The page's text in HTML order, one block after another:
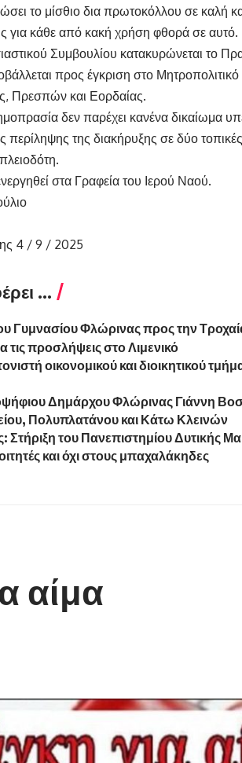
το μίσθιο δια πρωτοκόλλου σε καλή
για κάθε από κακή χρήση φθορά σε αυτό.
Συμβουλίου κατακυρώνεται το
προς έγκριση στο
Πρεσπών και Εορδαίας.
δεν παρέχει κανένα δικαίωμα
περίληψης της διακήρυξης σε δύο
στα Γραφεία του Ιερού Ναού.
4 / 9 / 2025
...
Γυμνασίου Φλώρινας προς την
τις προσλήψεις στο Λιμενικό
οικονομικού και διοικητικού
Δημάρχου Φλώρινας Γιάννη
Πολυπλατάνου και Κάτω Κλεινών
Στήριξη του Πανεπιστημίου Δυτικής
και όχι στους μπαχαλάκηδες
αίμα